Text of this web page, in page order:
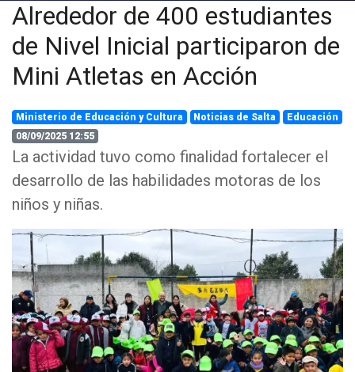
Alrededor de 400 estudiantes
de Nivel Inicial participaron de
Mini Atletas en Acción
Ministerio de Educación y Cultura Noticias de Salta
Educación
08/09/2025 12:55
La actividad tuvo como finalidad fortalecer el
desarrollo de las habilidades motoras de los
niños y niñas.